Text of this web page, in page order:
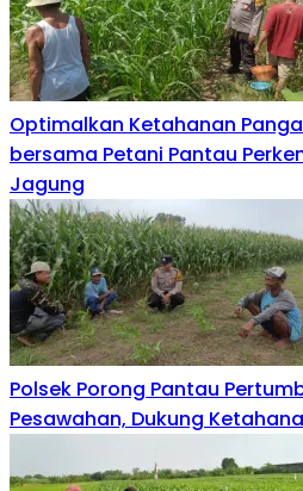
Optimalkan Ketahanan
bersama Petani Pantau
Jagung
Polsek Porong Pantau
Pesawahan, Dukung